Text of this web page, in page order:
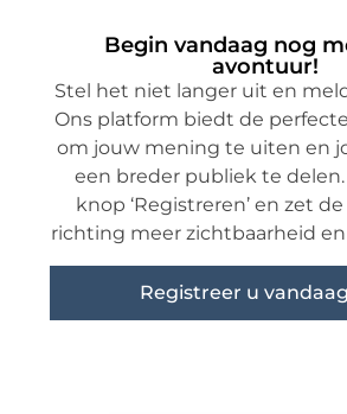
Begin vandaag nog
avontuur!
Stel het niet langer uit en
Ons platform biedt de
om jouw mening te uiten en
een breder publiek te
knop ‘Registreren’ en zet
richting meer zichtbaarheid
Registreer u